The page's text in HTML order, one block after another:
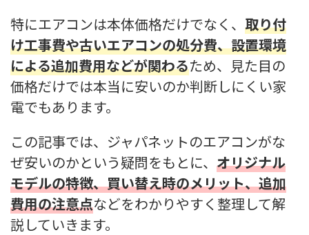
特にエアコンは本体価格だけでなく、 取り付
け工事費や古いエアコンの処分費、設置環境
による追加費用などが関わるため、見た目の
価格だけでは本当に安いのか判断しにくい家
電でもあります。
この記事では、ジャパネットのエアコンがな
ぜ安いのかという疑問をもとに、 オリジナル
モデルの特徴、買い替え時のメリット、追加
費用の注意点などをわかりやすく整理して解
説していきます。